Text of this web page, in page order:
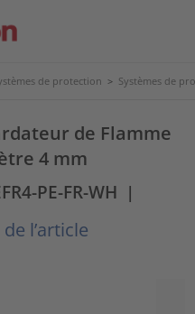
de protection > Systèmes de
de Flamme
4 mm
PE-FR-WH |
l’article